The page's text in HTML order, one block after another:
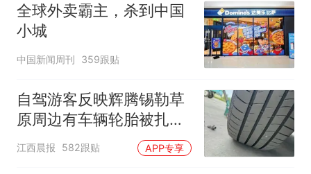
全球外卖霸主，杀到中国
小城
中国新闻周刊 359跟贴
自驾游客反映辉腾锡勒草
原周边有车辆轮胎被扎，
修理店铺换胎价格高达千
元，官方发布情况通报
江西晨报 582跟贴 APP专享